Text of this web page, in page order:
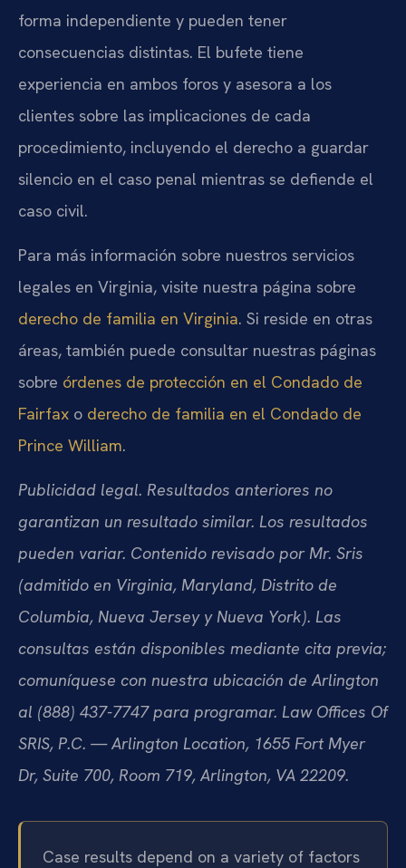
forma independiente y pueden tener
consecuencias distintas. El bufete tiene
experiencia en ambos foros y asesora a los
clientes sobre las implicaciones de cada
procedimiento, incluyendo el derecho a guardar
silencio en el caso penal mientras se defiende el
caso civil.
Para más información sobre nuestros servicios
legales en Virginia, visite nuestra página sobre
derecho de familia en Virginia. Si reside en otras
áreas, también puede consultar nuestras páginas
sobre órdenes de protección en el Condado de
Fairfax o derecho de familia en el Condado de
Prince William.
Publicidad legal. Resultados anteriores no
garantizan un resultado similar. Los resultados
pueden variar. Contenido revisado por Mr. Sris
(admitido en Virginia, Maryland, Distrito de
Columbia, Nueva Jersey y Nueva York). Las
consultas están disponibles mediante cita previa;
comuníquese con nuestra ubicación de Arlington
al (888) 437-7747 para programar. Law Offices Of
SRIS, P.C. — Arlington Location, 1655 Fort Myer
Dr, Suite 700, Room 719, Arlington, VA 22209.
Case results depend on a variety of factors